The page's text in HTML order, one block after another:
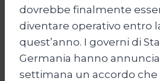
dovrebbe finalmente
diventare operativo entro
quest’anno. I governi di
Germania hanno
settimana un accordo